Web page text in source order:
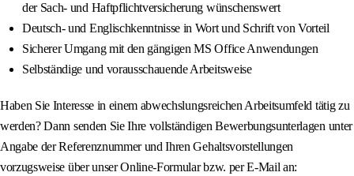
der Sach- und Haftpflichtversicherung wünschenswert
Deutsch- und Englischkenntnisse in Wort und Schrift von Vorteil
Sicherer Umgang mit den gängigen MS Office Anwendungen
Selbständige und vorausschauende Arbeitsweise
Haben Sie Interesse in einem abwechslungsreichen Arbeitsumfeld tätig zu
werden? Dann senden Sie Ihre vollständigen Bewerbungsunterlagen unter
Angabe der Referenznummer und Ihren Gehaltsvorstellungen
vorzugsweise über unser Online-Formular bzw. per E-Mail an: